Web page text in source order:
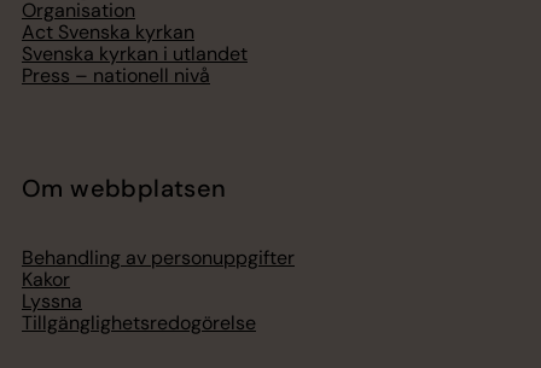
Organisation
Act Svenska kyrkan
Svenska kyrkan i utlandet
Press – nationell nivå
Om webbplatsen
Behandling av personuppgifter
Kakor
Lyssna
Tillgänglighetsredogörelse